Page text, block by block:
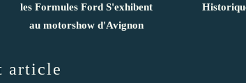
les Formules Ford S'exhibent
au motorshow d'Avignon
article